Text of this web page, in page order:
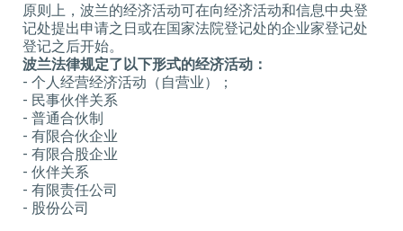
原则上，波兰的经济活动可在向经济活动和信息中央登
记处提出申请之日或在国家法院登记处的企业家登记处
登记之后开始。
波兰法律规定了以下形式的经济活动：
- 个人经营经济活动（自营业）；
- 民事伙伴关系
- 普通合伙制
- 有限合伙企业
- 有限合股企业
- 伙伴关系
- 有限责任公司
- 股份公司